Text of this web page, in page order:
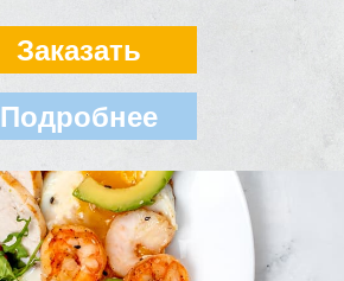
Заказать
Подробнее